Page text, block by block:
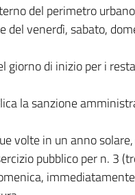
del perimetro
del venerdì, sabato,
giorno di inizio per i
la sanzione
volte in un anno
pubblico per n. 3
immediatamente